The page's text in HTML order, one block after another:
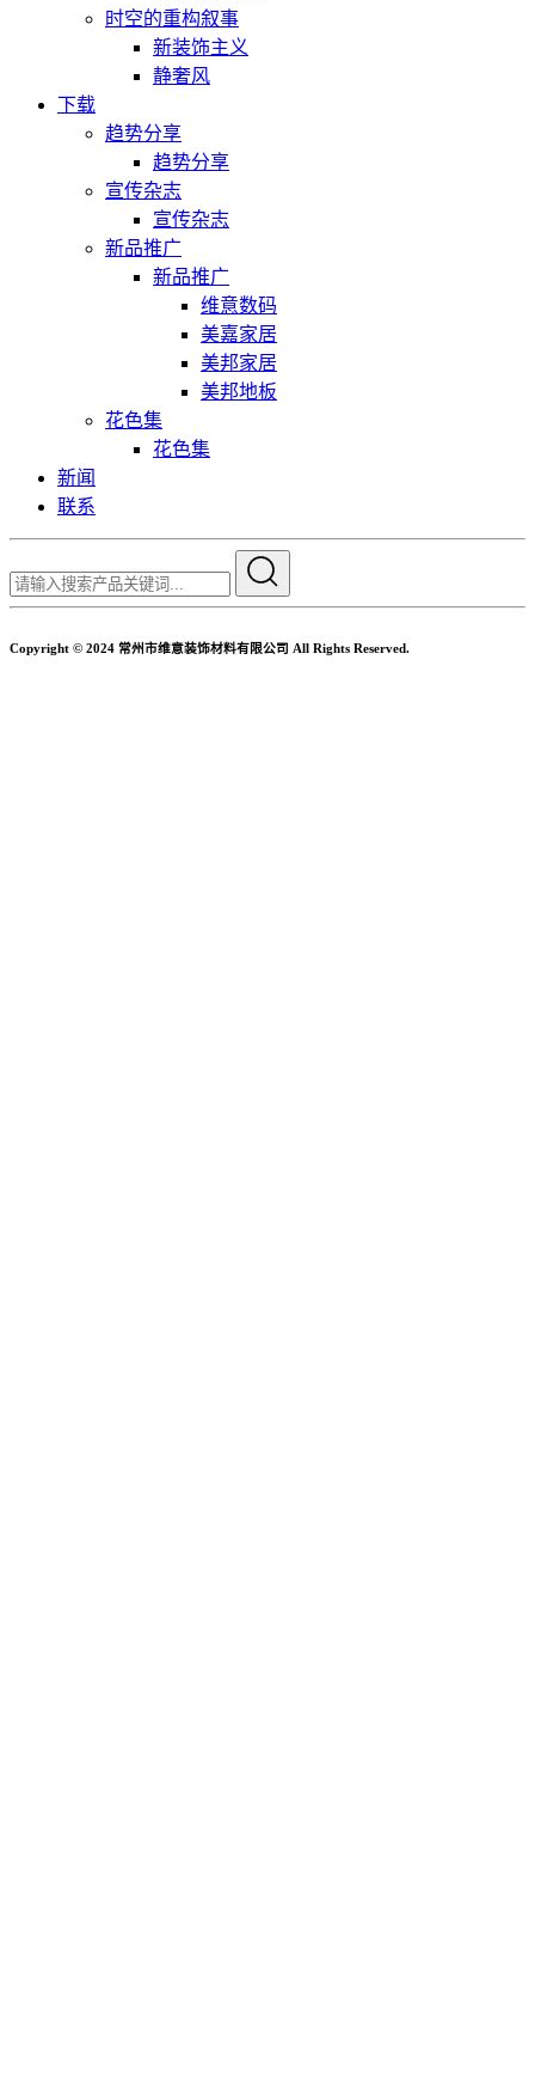
时空的重构叙事
新装饰主义
静奢风
下载
趋势分享
趋势分享
宣传杂志
宣传杂志
新品推广
新品推广
维意数码
美嘉家居
美邦家居
美邦地板
花色集
花色集
新闻
联系
Copyright © 2024 常州市维意装饰材料有限公司 All Rights Reserved.